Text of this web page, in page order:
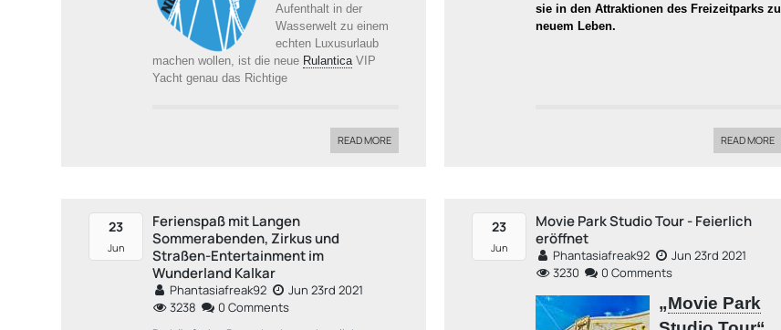
Aufenthalt in der
Wasserwelt zu einem
echten Luxusurlaub
machen wollen, ist die neue RulanticaVIP
Yacht genau das Richtige
READ MORE
sie in den Attraktionen des Freizeitparks zu
neuem Leben.
READ MORE
23
Jun
Ferienspaß mit Langen
Sommerabenden, Zirkus und
Straßen-Entertainment im
Wunderland Kalkar
Phantasiafreak92
Jun 23rd 2021
3238
0 Comments
23
Jun
Movie Park Studio Tour - Feierlich
eröffnet
Phantasiafreak92
Jun 23rd 2021
3230
0 Comments
„Movie Park